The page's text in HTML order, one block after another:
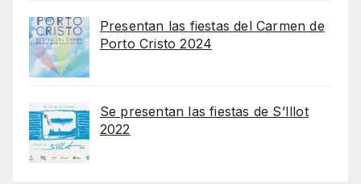
Presentan las fiestas del Carmen de
Porto Cristo 2024
Se presentan las fiestas de S’Illot
2022